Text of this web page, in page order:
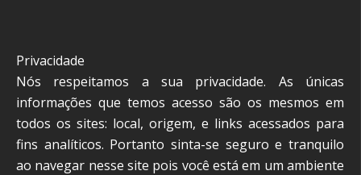
Privacidade
Nós respeitamos a sua privacidade. As únicas
informações que temos acesso são os mesmos em
todos os sites: local, origem, e links acessados para
fins analíticos. Portanto sinta-se seguro e tranquilo
ao navegar nesse site pois você está em um ambiente